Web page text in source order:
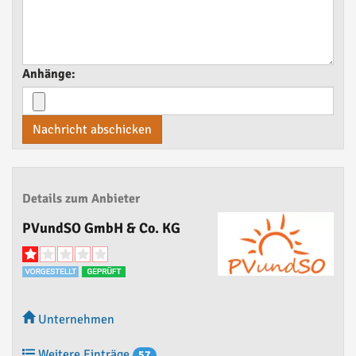
Anhänge:
Nachricht abschicken
Details zum Anbieter
PVundSO GmbH & Co. KG
Unternehmen